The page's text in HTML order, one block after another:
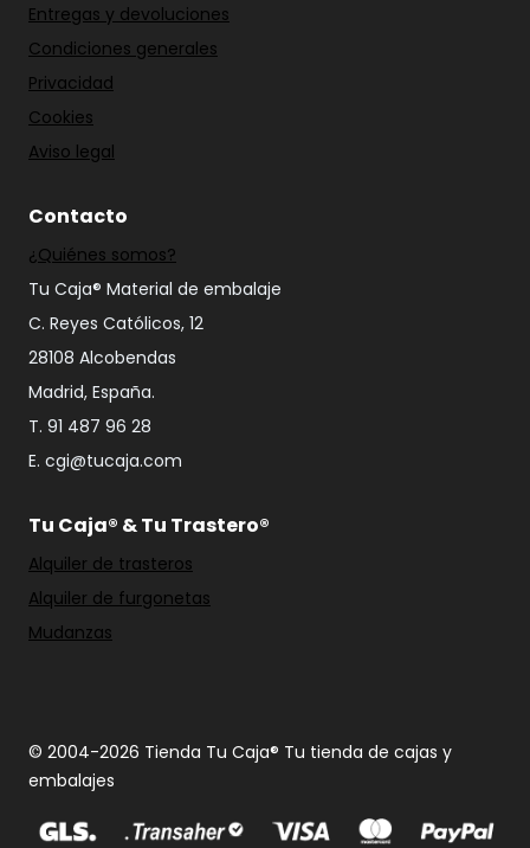
Entregas y devoluciones
Condiciones generales
Privacidad
Cookies
Aviso legal
Contacto
¿Quiénes somos?
Tu Caja® Material de embalaje
C. Reyes Católicos, 12
28108 Alcobendas
Madrid, España.
T. 91 487 96 28
E. cgi@tucaja.com
Tu Caja® & Tu Trastero®
Alquiler de trasteros
Alquiler de furgonetas
Mudanzas
© 2004-2026 Tienda Tu Caja® Tu tienda de cajas y
embalajes